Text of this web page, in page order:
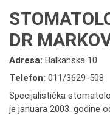
DR
Adresa: Balkanska 10
Telefon: 011/3629-508
Specijalistička
je januara 2003. godine